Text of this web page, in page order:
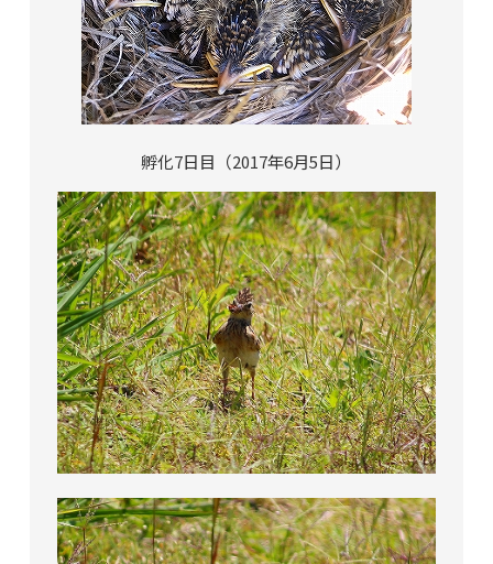
孵化7日目（2017年6月5日）